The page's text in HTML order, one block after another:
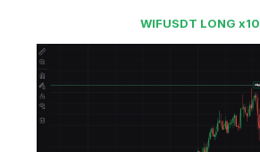
WIFUSDT LONG x10